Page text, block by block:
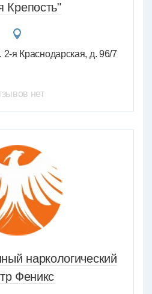
Крепость"
2-я Краснодарская, д. 96/7
нет
наркологический
Феникс